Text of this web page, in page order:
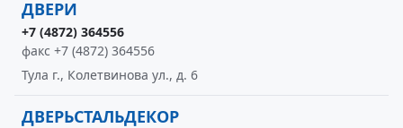
ДВЕРИ
+7 (4872) 364556
факс +7 (4872) 364556
Тула г., Колетвинова ул., д. 6
ДВЕРЬСТАЛЬДЕКОР